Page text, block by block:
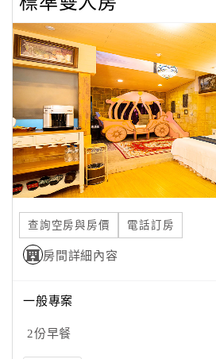
務
顧
客
滿
意
度
訂
單
管
理
員
當青春年華的男女，跟我約定下次
承諾每年都要來看我；
小娃兒發出天使般的笑聲，哇！這
查詢空房與房價 電話訂房
房間詳細內容
一般專案
2份早餐